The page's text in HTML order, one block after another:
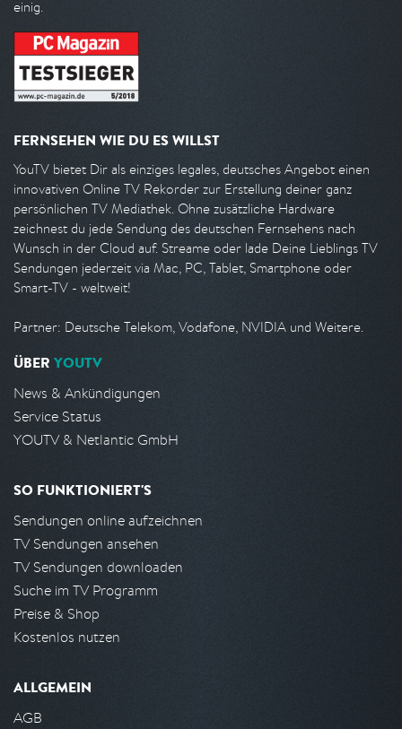
einig.
FERNSEHEN WIE DU ES WILLST
YouTV bietet Dir als einziges legales, deutsches Angebot einen
innovativen Online TV Rekorder zur Erstellung deiner ganz
persönlichen TV Mediathek. Ohne zusätzliche Hardware
zeichnest du jede Sendung des deutschen Fernsehens nach
Wunsch in der Cloud auf. Streame oder lade Deine Lieblings TV
Sendungen jederzeit via Mac, PC, Tablet, Smartphone oder
Smart-TV - weltweit!
Partner: Deutsche Telekom, Vodafone, NVIDIA und Weitere.
ÜBER YOUTV
News & Ankündigungen
Service Status
YOUTV & Netlantic GmbH
SO FUNKTIONIERT'S
Sendungen online aufzeichnen
TV Sendungen ansehen
TV Sendungen downloaden
Suche im TV Programm
Preise & Shop
Kostenlos nutzen
ALLGEMEIN
AGB